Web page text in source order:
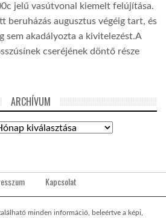
jelű vasútvonal kiemelt felújítása.
beruházás augusztus végéig tart, és
sem akadályozta a kivitelezést.A
cseréjének döntő része
ARCHÍVUM
Kapcsolat
minden információ, beleértve a képi,